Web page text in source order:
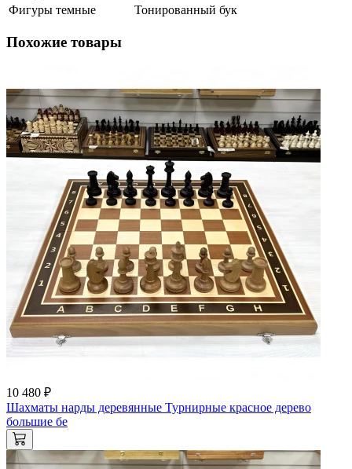
Фигуры темные
Тонированный бук
Похожие товары
10 480 ₽
Шахматы нарды деревянные Турнирные красное дерево
большие бе